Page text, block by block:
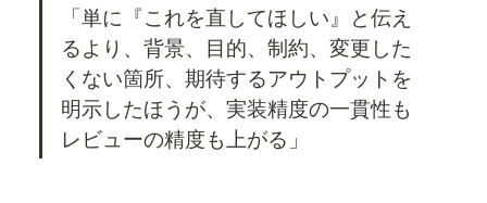
「単に『これを直してほしい』と伝え
るより、背景、目的、制約、変更した
くない箇所、期待するアウトプットを
明示したほうが、実装精度の一貫性も
レビューの精度も上がる」